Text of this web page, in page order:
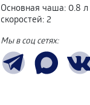
Основная чаша: 0.8 л
скоростей: 2
Мы в соц сетях: